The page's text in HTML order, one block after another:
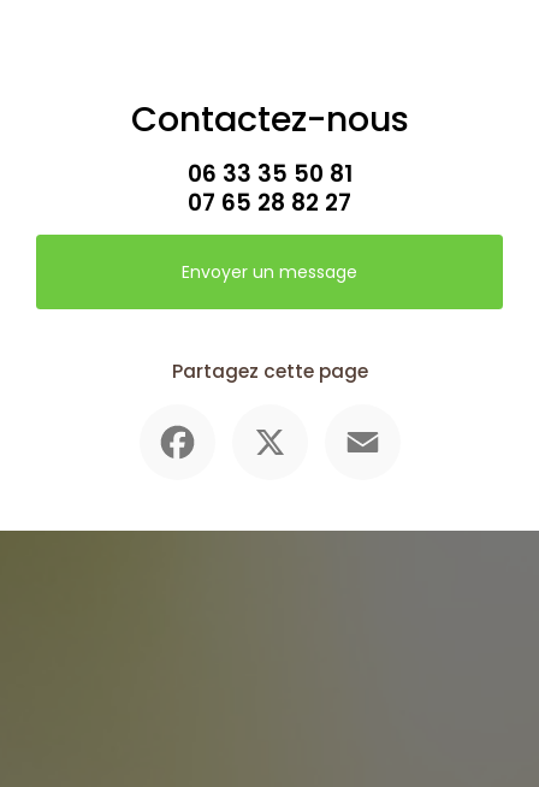
Contactez-nous
06 33 35 50 81
07 65 28 82 27
Envoyer un message
Partagez cette page